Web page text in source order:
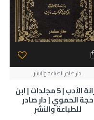
دار صادر للطباعة والنشر
خزانة الأدب | 5 مجلدات | ابن
حجة الحموي | دار صادر
للطباعة والنشر